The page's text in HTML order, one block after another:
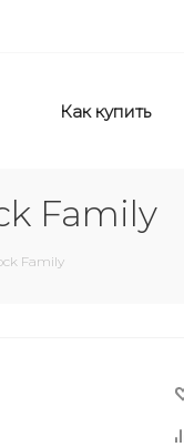
Как купить
Family
Family